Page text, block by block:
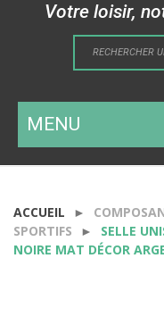
Votre loisir,
MENU
ACCUEIL
SPORTIFS
SELLE
NOIRE MAT DÉCOR